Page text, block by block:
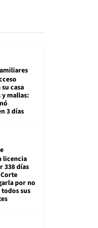
casa
mallas:
3 días
licencia
338 días
por no
sus